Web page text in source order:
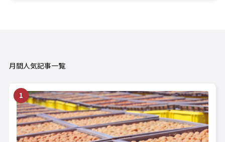
月間人気記事一覧